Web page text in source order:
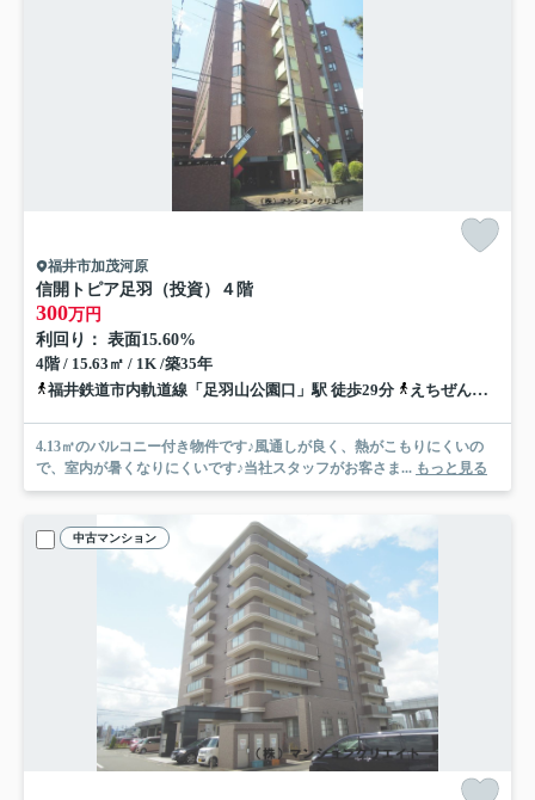
福井市加茂河原
信開トピア足羽（投資） ４階
300万円
利回り： 表面15.60%
4階 / 15.63㎡ / 1K /築35年
福井鉄道市内軌道線「足羽山公園口」駅 徒歩29分
えちぜん鉄道三国芦原線「福大前西福井」駅 徒歩34分
4.13㎡のバルコニー付き物件です♪風通しが良く、熱がこもりにくいの
で、室内が暑くなりにくいです♪当社スタッフがお客さま... もっと見る
中古マンション